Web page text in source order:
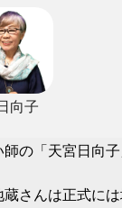
向子
師の「天宮日向子
蔵さんは正式に